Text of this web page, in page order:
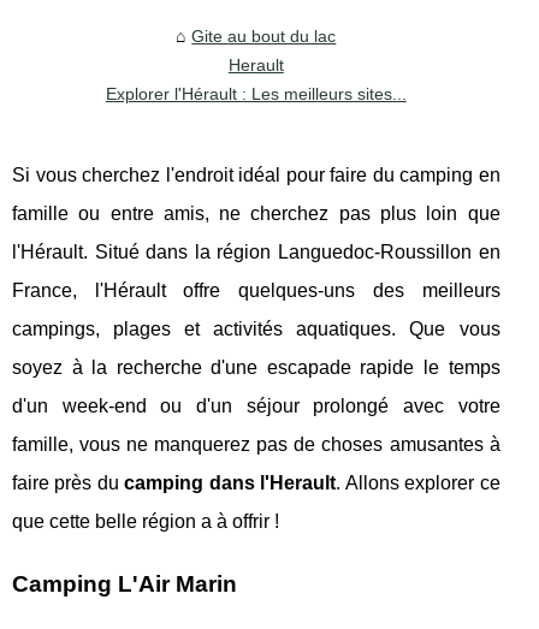
Gite au bout du lac
Herault
Explorer l'Hérault : Les meilleurs sites...
Si vous cherchez l'endroit idéal pour faire du camping en
famille ou entre amis, ne cherchez pas plus loin que
l'Hérault. Situé dans la région Languedoc-Roussillon en
France, l'Hérault offre quelques-uns des meilleurs
campings, plages et activités aquatiques. Que vous
soyez à la recherche d'une escapade rapide le temps
d'un week-end ou d'un séjour prolongé avec votre
famille, vous ne manquerez pas de choses amusantes à
faire près ducamping dans l'Herault. Allons explorer ce
que cette belle région a à offrir !
Camping L'Air Marin